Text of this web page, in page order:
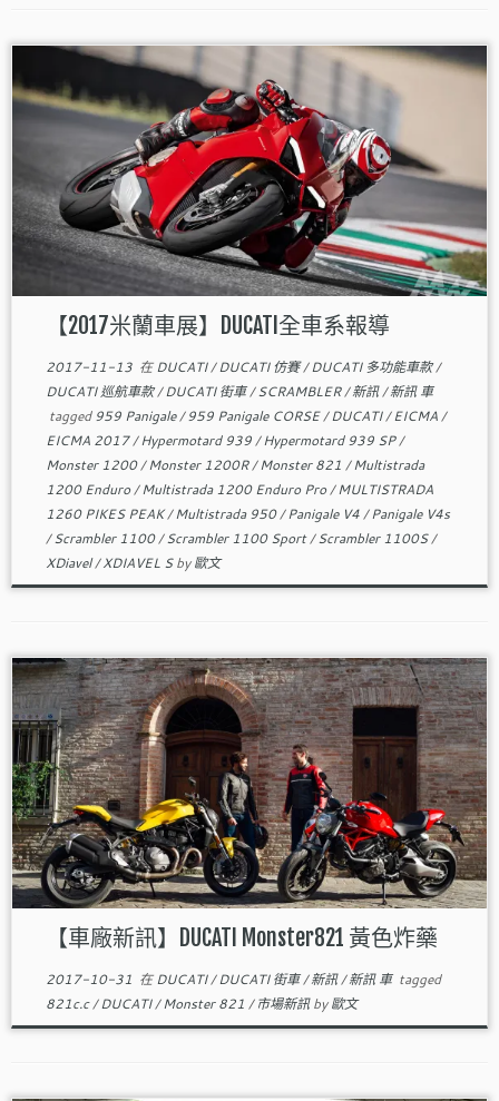
【2017米蘭車展】DUCATI全車系報導
2017-11-13在DUCATI/DUCATI 仿賽/DUCATI 多功能車款/
DUCATI 巡航車款/DUCATI 街車/SCRAMBLER/新訊/新訊 車
tagged959 Panigale/959 Panigale CORSE/DUCATI/EICMA/
EICMA 2017/Hypermotard 939/Hypermotard 939 SP/
Monster 1200/Monster 1200R/Monster 821 /Multistrada
1200 Enduro/Multistrada 1200 Enduro Pro/MULTISTRADA
1260 PIKES PEAK/Multistrada 950/Panigale V4/Panigale V4s
/Scrambler 1100/Scrambler 1100 Sport/Scrambler 1100S/
XDiavel/XDIAVEL Sby歐文
【車廠新訊】DUCATI Monster821 黃色炸藥
2017-10-31 在DUCATI/DUCATI 街車/新訊/新訊 車 tagged
821c.c/DUCATI/Monster 821 /市場新訊by歐文